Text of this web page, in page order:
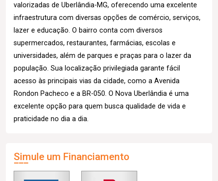
valorizadas de Uberlândia-MG, oferecendo uma excelente
infraestrutura com diversas opções de comércio, serviços,
lazer e educação. O bairro conta com diversos
supermercados, restaurantes, farmácias, escolas e
universidades, além de parques e praças para o lazer da
população. Sua localização privilegiada garante fácil
acesso às principais vias da cidade, como a Avenida
Rondon Pacheco e a BR-050. O Nova Uberlândia é uma
excelente opção para quem busca qualidade de vida e
praticidade no dia a dia.
Simule um Financiamento